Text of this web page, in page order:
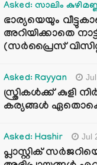
Asked: സാലിം
ഭാര്യയെയും
അറിയിക്കാതെ
(സർപ്രൈസ്
Asked: Rayyan
സ്ത്രികൾക്ക് കുളി
കര്യങ്ങൾ
Asked: Hashir Jul
പ്ലാസ്റ്റിക്